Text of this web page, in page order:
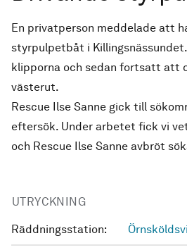
En privatperson meddelade att
styrpulpetbåt i
klipporna och sedan fortsatt att
västerut.
Rescue Ilse Sanne gick till
eftersök. Under arbetet fick vi
och Rescue Ilse Sanne avbröt
UTRYCKNING
Räddningsstation: